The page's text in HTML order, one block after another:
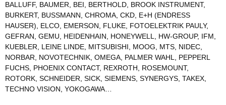
BALLUFF, BAUMER BEI BERTHOLD BROOK INSTRUMENT,
BURKERT, BUSSMANN CHROMA CKD E+H (ENDRESS
HAUSER)
ELCO EMERSON FLUKE FOTOELEKTRIK PAULY,
GEFRAN GEMU HEIDENHAIN HONEYWELL HW-GROUP, IFM
KUEBLER
LEINE LINDE MITSUBISHI MOOG MTS NIDEC
NORBAR
NOVOTECHNIK OMEGA PALMER WAHL
PEPPERL
FUCHS PHOENIX CONTACT, REXROTH ROSEMOUNT,
ROTORK SCHNEIDER SICK SIEMENS SYNERGYS TAKEX
TECHNO VISION YOKOGAWA